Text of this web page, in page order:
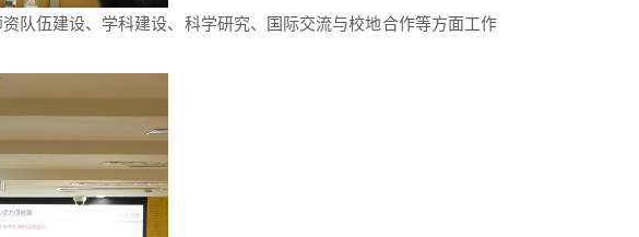
队伍建设、学科建设、科学研究、国际交流与校地合作等方面工作